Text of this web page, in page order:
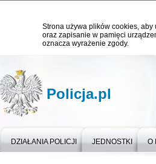
Strona używa plików cookies, aby
oraz zapisanie w pamięci
oznacza wyrażenie zgody.
Policja.pl
DZIAŁANIA POLICJI JEDNOSTKI O